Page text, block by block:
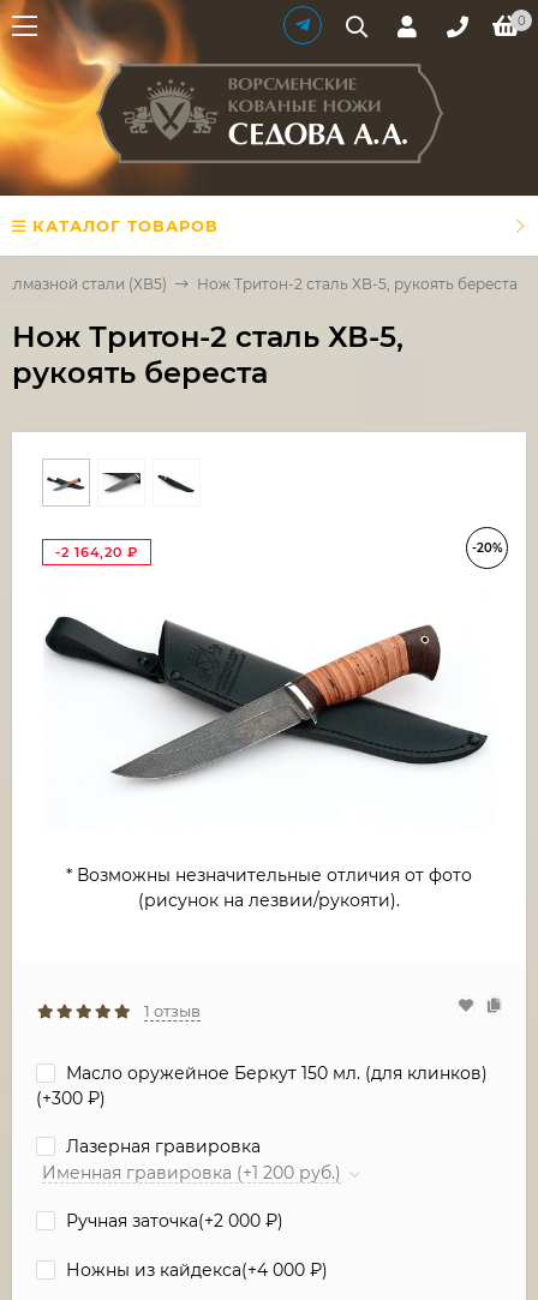
0
КАТАЛОГ ТОВАРОВ
стали (ХВ5) Нож Тритон-2 сталь ХВ-5, рукоять береста
Нож Тритон-2 сталь ХВ-5,
рукоять береста
-20%
-2 164,20 ₽
* Возможны незначительные отличия от фото
(рисунок на лезвии/рукояти).
1 отзыв
Масло оружейное Беркут 150 мл. (для клинков)
(+300 ₽)
Лазерная гравировка
Именная гравировка (+1 200 руб.)
Ручная заточка(+2 000 ₽)
Ножны из кайдекса(+4 000 ₽)